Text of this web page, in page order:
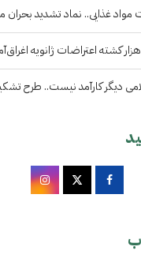
غذایی.. نماد تشدید بحران
کشته اعتراضات ژانویه
دیگر کارآمد نیست.. طرح